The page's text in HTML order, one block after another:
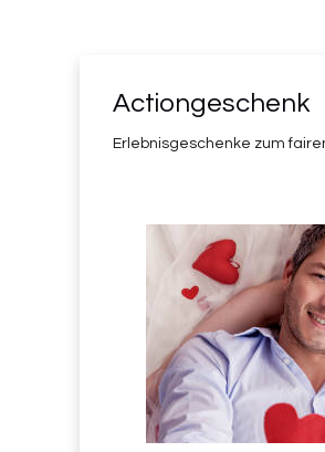
Actiongeschenk
Erlebnisgeschenke zum